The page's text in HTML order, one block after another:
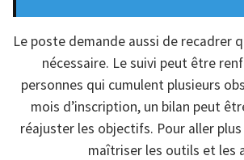
Le poste demande aussi de recadrer
nécessaire. Le suivi peut être
personnes qui cumulent plusieurs
mois d’inscription, un bilan peut
réajuster les objectifs. Pour aller
maîtriser les outils et les